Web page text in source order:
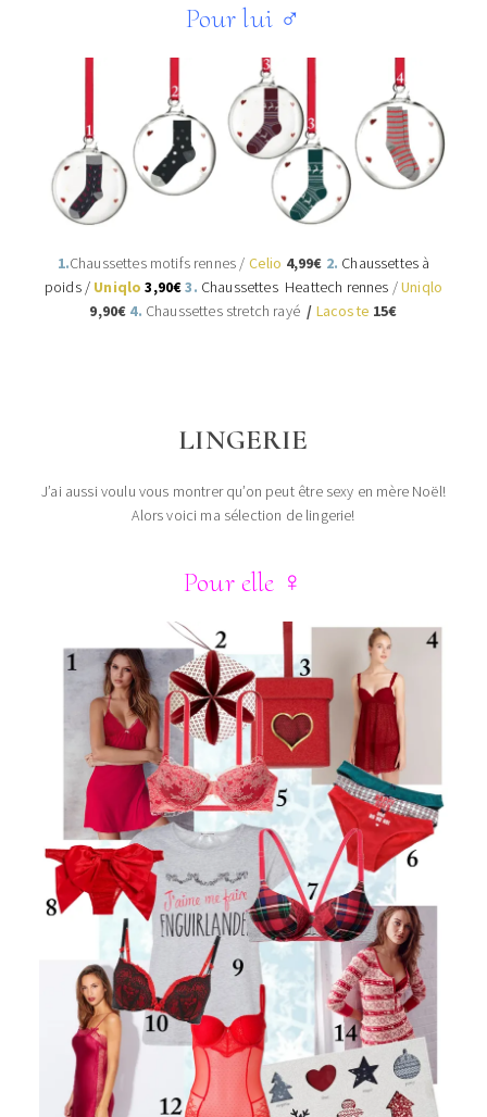
Pour lui ♂
1.Chaussettes motifs rennes / Celio 4,99€ 2. Chaussettes à
poids / Uniqlo 3,90€3. Chaussettes Heattech rennes /Uniqlo
9,90€ 4. Chaussettes stretch rayé / Lacoste 15€
LINGERIE
J’ai aussi voulu vous montrer qu’on peut être sexy en mère Noël!
Alors voici ma sélection de lingerie!
Pour elle ♀